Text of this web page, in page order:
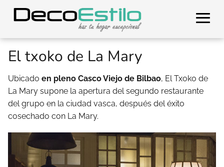
El txoko de La Mary
Ubicado en pleno Casco Viejo de Bilbao, El Txoko de
La Mary supone la apertura del segundo restaurante
del grupo en la ciudad vasca, después del éxito
cosechado con La Mary.